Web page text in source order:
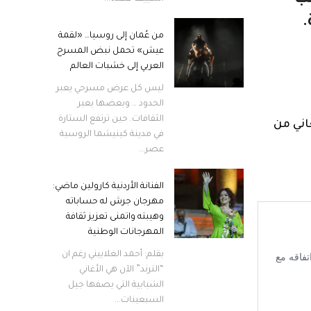
من
من عُمان إلى روسيا… «لقمة
عيش» تحمل نبض المسرح
العربي إلى خشبات العالم
ليس كل عرض مسرحي يعبر
الحدود … وبعضها يعبر
الثقافات. حين ترتفع الستارة
في مدينة كينيشما الروسية
عصر...
الفنانة الأردنية كارولين ماضي:
مهرجان جرش له حساباته
وهيبته واتمنى تعزيز ثقافة
المهرجانات الوطنية
بقلم: أحمد الغلاييني رغم ان
“الترند” الآن هي الأغاني
الشبابية التي يصفها جيل
السبعينات...